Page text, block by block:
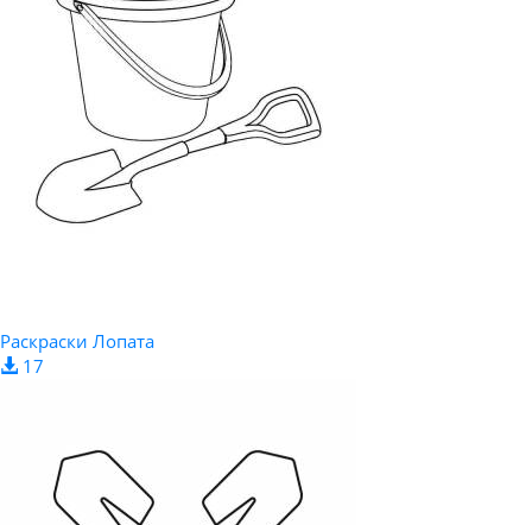
Раскраски Лопата
17